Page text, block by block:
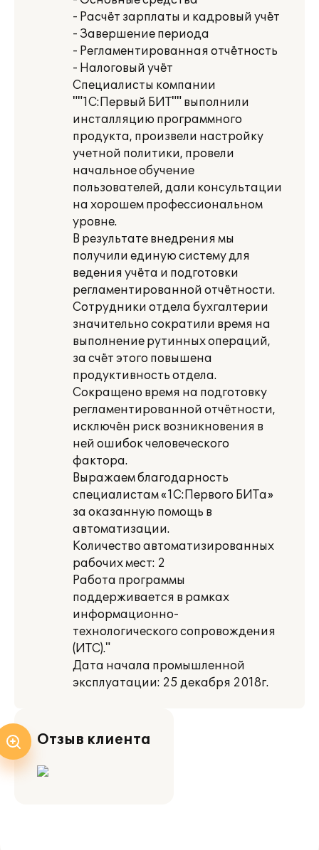
- Расчёт зарплаты и кадровый учёт
- Завершение периода
- Регламентированная отчётность
- Налоговый учёт
Специалисты компании
""1С:Первый БИТ"" выполнили
инсталляцию программного
продукта, произвели настройку
учетной политики, провели
начальное обучение
пользователей, дали консультации
на хорошем профессиональном
уровне.
В результате внедрения мы
получили единую систему для
ведения учёта и подготовки
регламентированной отчётности.
Сотрудники отдела бухгалтерии
значительно сократили время на
выполнение рутинных операций,
за счёт этого повышена
продуктивность отдела.
Сокращено время на подготовку
регламентированной отчётности,
исключён риск возникновения в
ней ошибок человеческого
фактора.
Выражаем благодарность
специалистам «1С:Первого БИТа»
за оказанную помощь в
автоматизации.
Количество автоматизированных
рабочих мест: 2
Работа программы
поддерживается в рамках
информационно-
технологического сопровождения
(ИТС)."
Дата начала промышленной
эксплуатации: 25 декабря 2018г.
Отзыв клиента